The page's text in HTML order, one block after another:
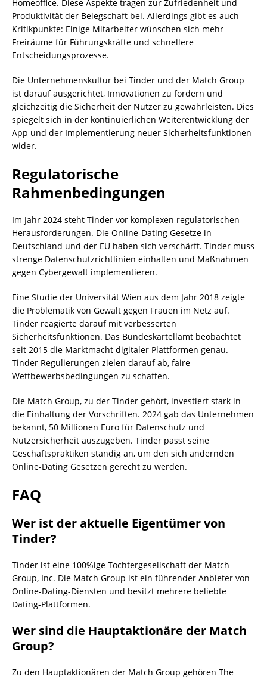
Homeoffice. Diese Aspekte tragen zur Zufriedenheit und
Produktivität der Belegschaft bei. Allerdings gibt es auch
Kritikpunkte: Einige Mitarbeiter wünschen sich mehr
Freiräume für Führungskräfte und schnellere
Entscheidungsprozesse.
Die Unternehmenskultur bei Tinder und der Match Group
ist darauf ausgerichtet, Innovationen zu fördern und
gleichzeitig die Sicherheit der Nutzer zu gewährleisten. Dies
spiegelt sich in der kontinuierlichen Weiterentwicklung der
App und der Implementierung neuer Sicherheitsfunktionen
wider.
Regulatorische
Rahmenbedingungen
Im Jahr 2024 steht Tinder vor komplexen regulatorischen
Herausforderungen. Die Online-Dating Gesetze in
Deutschland und der EU haben sich verschärft. Tinder muss
strenge Datenschutzrichtlinien einhalten und Maßnahmen
gegen Cybergewalt implementieren.
Eine Studie der Universität Wien aus dem Jahr 2018 zeigte
die Problematik von Gewalt gegen Frauen im Netz auf.
Tinder reagierte darauf mit verbesserten
Sicherheitsfunktionen. Das Bundeskartellamt beobachtet
seit 2015 die Marktmacht digitaler Plattformen genau.
Tinder Regulierungen zielen darauf ab, faire
Wettbewerbsbedingungen zu schaffen.
Die Match Group, zu der Tinder gehört, investiert stark in
die Einhaltung der Vorschriften. 2024 gab das Unternehmen
bekannt, 50 Millionen Euro für Datenschutz und
Nutzersicherheit auszugeben. Tinder passt seine
Geschäftspraktiken ständig an, um den sich ändernden
Online-Dating Gesetzen gerecht zu werden.
FAQ
Wer ist der aktuelle Eigentümer von
Tinder?
Tinder ist eine 100%ige Tochtergesellschaft der Match
Group, Inc. Die Match Group ist ein führender Anbieter von
Online-Dating-Diensten und besitzt mehrere beliebte
Dating-Plattformen.
Wer sind die Hauptaktionäre der Match
Group?
Zu den Hauptaktionären der Match Group gehören The